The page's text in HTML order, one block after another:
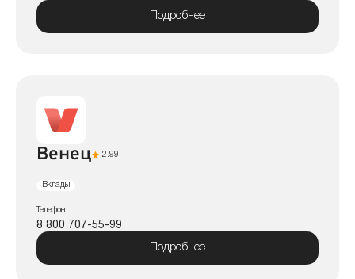
Подробнее
Венец 2.99
Вклады
Телефон
8 800 707-55-99
Подробнее